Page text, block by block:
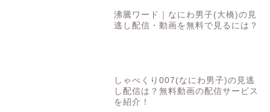
沸騰ワード｜なにわ男子(大橋)の見
逃し配信・動画を無料で見るには？
しゃべくり007(なにわ男子)の見逃
し配信は？無料動画の配信サービス
を紹介！